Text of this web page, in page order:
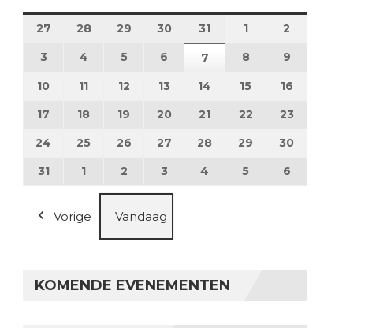
27 27 juli 2026
28 28 juli 2026
29 29 juli 2026
3030 juli 2026
31 31 juli 2026
11 augustus 2026
2
3 3 augustus 2026
4 4 augustus 2026
55 augustus 2026
6 6 augustus 2026
7 7 augustus 2026
8 8 augustus 2026
9
10 10 augustus 2026
11 11 augustus 2026
12 12 augustus 2026
13 13 augustus 2026
14 14 augustus 2026
15 15 augustus 2026
16
17 17 augustus 2026
18 18 augustus 2026
19 19 augustus 2026
20 20 augustus 2026
21 21 augustus 2026
22 22 augustus 2026
23
24 24 augustus 2026
25 25 augustus 2026
26 26 augustus 2026
27 27 augustus 2026
28 28 augustus 2026
29 29 augustus 2026
30
3131 augustus 2026
1 1 september 2026
2 2 september 2026
3 3 september 2026
4 4 september 2026
5 5 september 2026
6
Vorige Vandaag
KOMENDE EVENEMENTEN